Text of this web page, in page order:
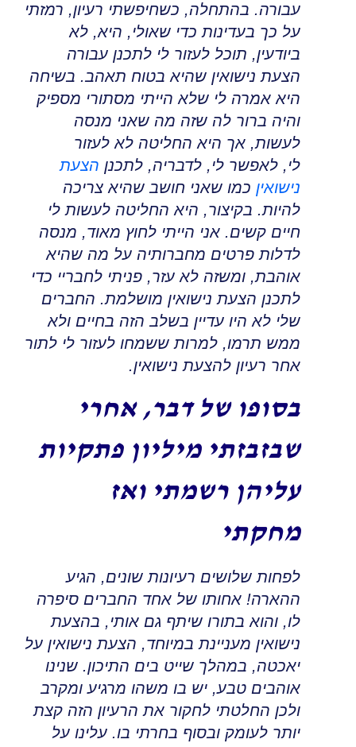
עבורה. בהתחלה, כשחיפשתי רעיון, רמזתי
על כך בעדינות כדי שאולי, היא, לא
ביודעין, תוכל לעזור לי לתכנן עבורה
הצעת נישואין שהיא בטוח תאהב. בשיחה
היא אמרה לי שלא הייתי מסתורי מספיק
והיה ברור לה שזה מה שאני מנסה
לעשות, אך היא החליטה לא לעזור
לי, לאפשר לי, לדבריה, לתכנן הצעת
נישואין כמו שאני חושב שהיא צריכה
להיות. בקיצור, היא החליטה לעשות לי
חיים קשים. אני הייתי לחוץ מאוד, מנסה
לדלות פרטים מחברותיה על מה שהיא
אוהבת, ומשזה לא עזר, פניתי לחבריי כדי
לתכנן הצעת נישואין מושלמת. החברים
שלי לא היו עדיין בשלב הזה בחיים ולא
ממש תרמו, למרות ששמחו לעזור לי לתור
אחר רעיון להצעת נישואין.
בסופו של דבר, אחרי
שבזבזתי מיליון פתקיות
עליהן רשמתי ואז
מחקתי
לפחות שלושים רעיונות שונים, הגיע
ההארה! אחותו של אחד החברים סיפרה
לו, והוא בתורו שיתף גם אותי, בהצעת
נישואין מעניינת במיוחד, הצעת נישואין על
יאכטה, במהלך שייט בים התיכון. שנינו
אוהבים טבע, יש בו משהו מרגיע ומקרב
ולכן החלטתי לחקור את הרעיון הזה קצת
יותר לעומק ובסוף בחרתי בו. עלינו על